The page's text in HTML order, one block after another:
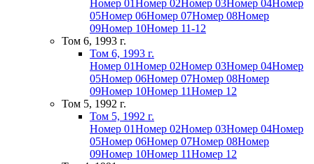
Номер 01Номер 02Номер 03Номер 04Номер
05Номер 06Номер 07Номер 08Номер
09Номер 10Номер 11-12
Том 6, 1993 г.
Том 6, 1993 г.
Номер 01Номер 02Номер 03Номер 04Номер
05Номер 06Номер 07Номер 08Номер
09Номер 10Номер 11Номер 12
Том 5, 1992 г.
Том 5, 1992 г.
Номер 01Номер 02Номер 03Номер 04Номер
05Номер 06Номер 07Номер 08Номер
09Номер 10Номер 11Номер 12